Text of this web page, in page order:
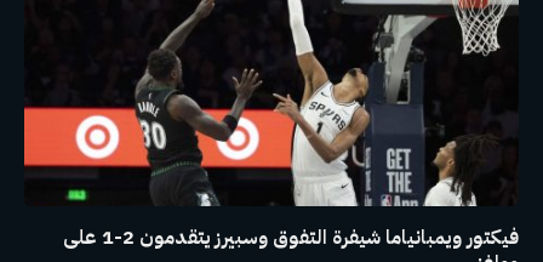
فيكتور ويمبانياما شيفرة التفوق وسبيرز يتقدمون 2-1 على